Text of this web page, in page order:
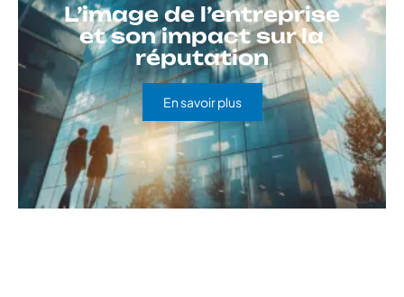
L’image de l’entreprise
et son impact sur la
réputation
En savoir plus